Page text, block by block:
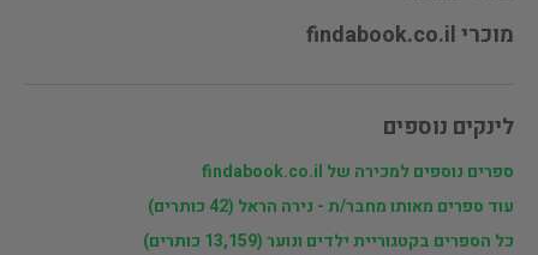
מוכרי findabook.co.il
לינקים נוספים
ספרים נוספים למכירה של findabook.co.il
עוד ספרים מאותו מחבר/ת - נירה הראל (42 כותרים)
כל הספרים בקטגוריית ילדים ונוער (13,159 כותרים)